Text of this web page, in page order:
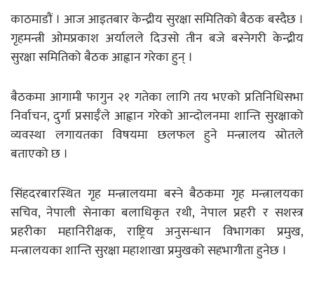
काठमाडौं । आज आइतबार केन्द्रीय सुरक्षा समितिको बैठक बस्दैछ ।
गृहमन्त्री ओमप्रकाश अर्यालले दिउसो तीन बजे बस्नेगरी केन्द्रीय
सुरक्षा समितिको बैठक आह्वान गरेका हुन् ।
बैठकमा आगामी फागुन २१ गतेका लागि तय भएको प्रतिनिधिसभा
निर्वाचन, दुर्गा प्रसाईँले आह्वान गरेको आन्दोलनमा शान्ति सुरक्षाको
व्यवस्था लगायतका विषयमा छलफल हुने मन्त्रालय स्रोतले
बताएको छ ।
सिंहदरबारस्थित गृह मन्त्रालयमा बस्ने बैठकमा गृह मन्त्रालयका
सचिव, नेपाली सेनाका बलाधिकृत रथी, नेपाल प्रहरी र सशस्त्र
प्रहरीका महानिरीक्षक, राष्ट्रिय अनुसन्धान विभागका प्रमुख,
मन्त्रालयका शान्ति सुरक्षा महाशाखा प्रमुखको सहभागीता हुनेछ ।